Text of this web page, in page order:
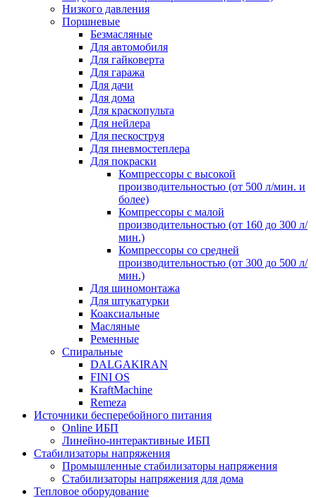
Низкого давления
Поршневые
Безмасляные
Для автомобиля
Для гайковерта
Для гаража
Для дачи
Для дома
Для краскопульта
Для нейлера
Для пескоструя
Для пневмостеплера
Для покраски
Компрессоры с высокой
производительностью (от 500 л/мин. и
более)
Компрессоры с малой
производительностью (от 160 до 300 л/
мин.)
Компрессоры со средней
производительностью (от 300 до 500 л/
мин.)
Для шиномонтажа
Для штукатурки
Коаксиальные
Масляные
Ременные
Спиральные
DALGAKIRAN
FINI OS
KraftMachine
Remeza
Источники бесперебойного питания
Online ИБП
Линейно-интерактивные ИБП
Стабилизаторы напряжения
Промышленные стабилизаторы напряжения
Стабилизаторы напряжения для дома
Тепловое оборудование